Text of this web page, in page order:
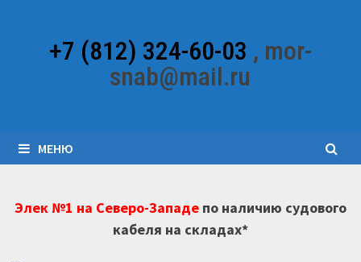
содержимому+7 (812) 324-60-03 , mor-
snab@mail.ru
МЕНЮ
Элек №1 на Северо-Западепо наличию судового
кабеля на складах*